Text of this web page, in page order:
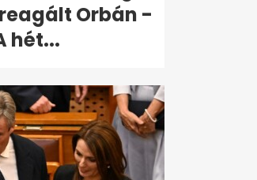
Orbán -
hét...